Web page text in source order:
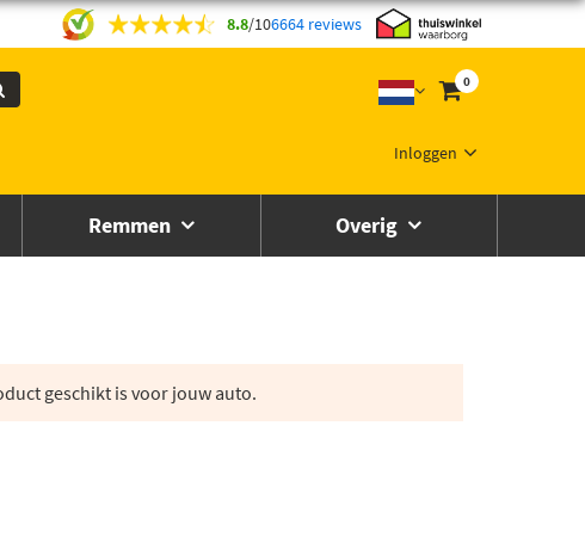
8.8/106664 reviews
0
Inloggen
Remmen Overig
geschikt is voor jouw auto.